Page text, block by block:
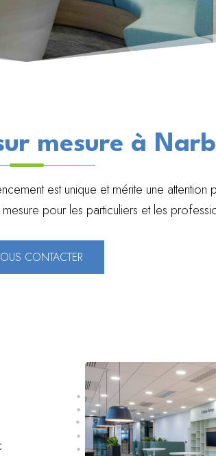
mesure à
est unique et mérite une
mesure pour les particuliers et les
CONTACTER